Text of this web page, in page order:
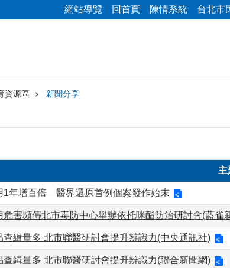
網站導覽 回首頁 陳情系統 台北市
資源區 新聞分享
主
1年增百倍 醫界還原首例個案發作始末
危害頻傳北市毒防中心舉辦依托咪酯防治研討會(藍雀
查緝量多 北市聯醫研討會提升辨識力(中央通訊社)
查緝量多 北市聯醫研討會提升辨識力(聯合新聞網)